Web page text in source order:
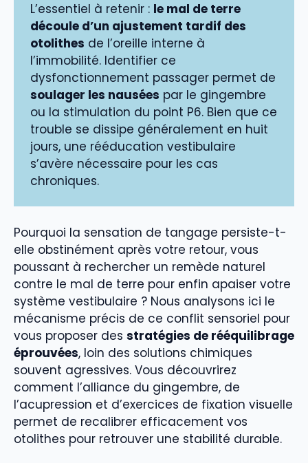
L’essentiel à retenir : le mal de terre
découle d’un ajustement tardif des
otolithes de l’oreille interne à
l’immobilité. Identifier ce
dysfonctionnement passager permet de
soulager les nausées par le gingembre
ou la stimulation du point P6. Bien que ce
trouble se dissipe généralement en huit
jours, une rééducation vestibulaire
s’avère nécessaire pour les cas
chroniques.
Pourquoi la sensation de tangage persiste-t-
elle obstinément après votre retour, vous
poussant à rechercher un remède naturel
contre le mal de terre pour enfin apaiser votre
système vestibulaire ? Nous analysons ici le
mécanisme précis de ce conflit sensoriel pour
vous proposer des stratégies de rééquilibrage
éprouvées, loin des solutions chimiques
souvent agressives. Vous découvrirez
comment l’alliance du gingembre, de
l’acupression et d’exercices de fixation visuelle
permet de recalibrer efficacement vos
otolithes pour retrouver une stabilité durable.